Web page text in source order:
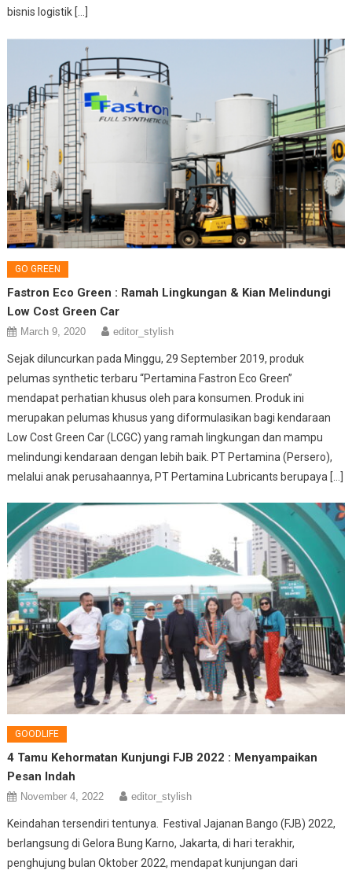
bisnis logistik […]
GO GREEN
Fastron Eco Green : Ramah Lingkungan & Kian Melindungi
Low Cost Green Car
March 9, 2020 editor_stylish
Sejak diluncurkan pada Minggu, 29 September 2019, produk
pelumas synthetic terbaru “Pertamina Fastron Eco Green”
mendapat perhatian khusus oleh para konsumen. Produk ini
merupakan pelumas khusus yang diformulasikan bagi kendaraan
Low Cost Green Car (LCGC) yang ramah lingkungan dan mampu
melindungi kendaraan dengan lebih baik. PT Pertamina (Persero),
melalui anak perusahaannya, PT Pertamina Lubricants berupaya […]
GOODLIFE
4 Tamu Kehormatan Kunjungi FJB 2022 : Menyampaikan
Pesan Indah
November 4, 2022 editor_stylish
Keindahan tersendiri tentunya. Festival Jajanan Bango (FJB) 2022,
berlangsung di Gelora Bung Karno, Jakarta, di hari terakhir,
penghujung bulan Oktober 2022, mendapat kunjungan dari